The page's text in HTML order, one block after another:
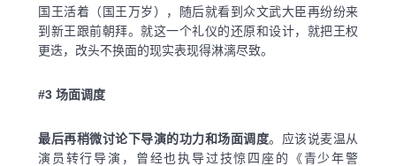
国王活着（国王万岁），随后就看到众文武大臣再纷纷来
到新王跟前朝拜。就这一个礼仪的还原和设计，就把王权
更迭，改头不换面的现实表现得淋漓尽致。
#3 场面调度
最后再稍微讨论下导演的功力和场面调度。应该说麦温从
演员转行导演，曾经也执导过技惊四座的《青少年警